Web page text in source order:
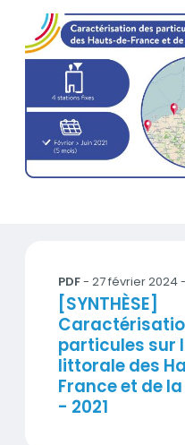
PDF- 27 février 2024-
Titre
[SYNTHÈSE]
particules sur
littorale des
France et de
- 2021